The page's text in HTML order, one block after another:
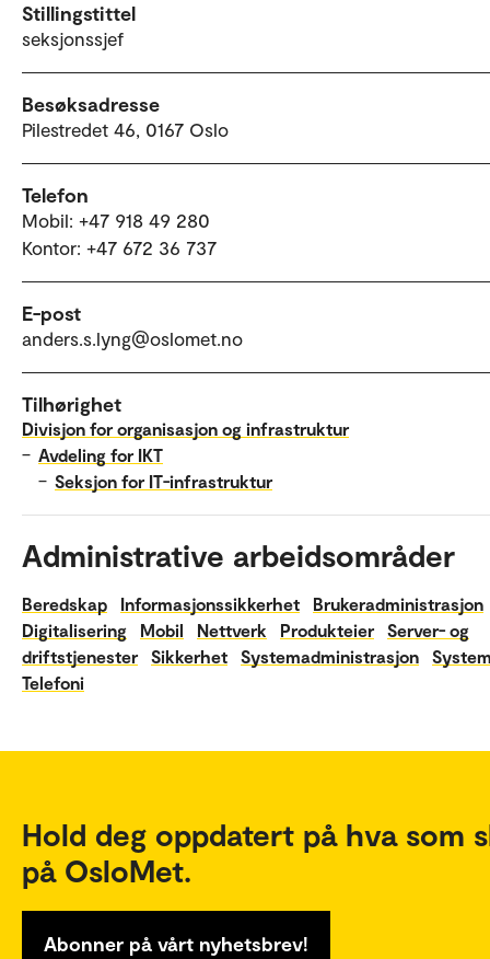
Stillingstittel
seksjonssjef
Besøksadresse
Pilestredet 46, 0167 Oslo
Telefon
Mobil: +47 918 49 280
Kontor: +47 672 36 737
E-post
anders.s.lyng@oslomet.no
Tilhørighet
Divisjon for organisasjon og infrastruktur
– Avdeling for IKT
– Seksjon for IT-infrastruktur
Administrative arbeidsområder
Beredskap Informasjonssikkerhet
Brukeradministrasjon
Digitalisering
Mobil Nettverk Produkteier
Server- og
driftstjenester
Sikkerhet Systemadministrasjon
Telefoni
Hold deg oppdatert på hva som
på OsloMet.
Abonner på vårt nyhetsbrev!